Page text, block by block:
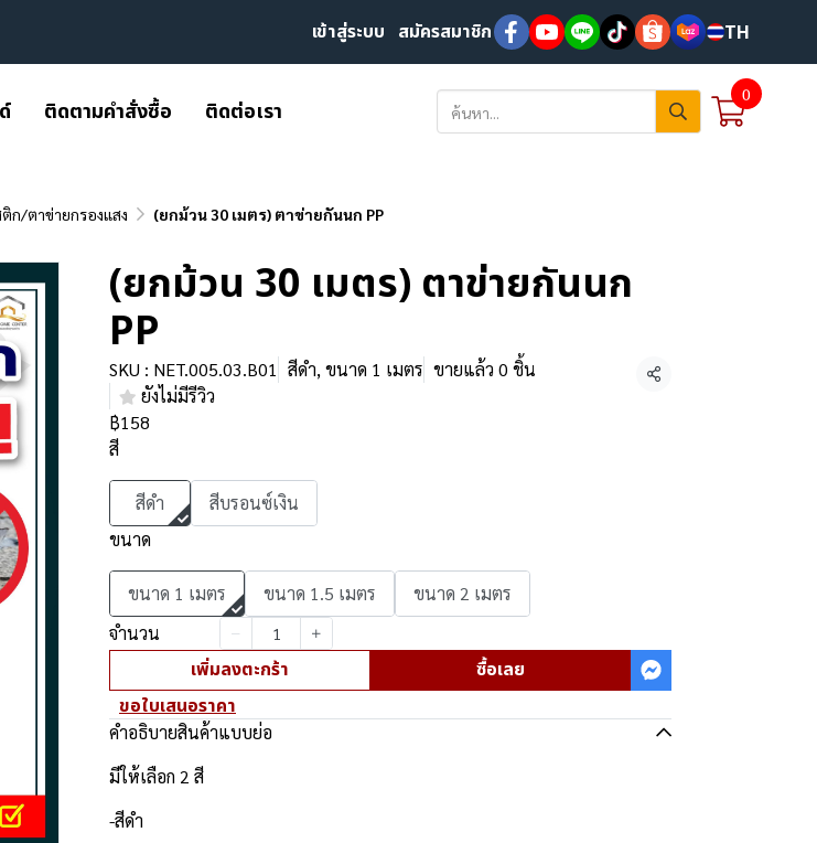
เข้าสู่ระบบ สมัครสมาชิก TH
ติดตามคำสั่งซื้อ ติดต่อเรา
0
ก/ตาข่ายกรองแสง (ยกม้วน 30 เมตร) ตาข่ายกันนก PP
(ยกม้วน 30 เมตร) ตาข่ายกันนก
PP
SKU : NET.005.03.B01 สีดำ, ขนาด 1 เมตร ขายแล้ว 0 ชิ้น
ยังไม่มีรีวิว
แชร์
฿158
สี
สีดำ
สีบรอนซ์เงิน
ขนาด
ขนาด 1 เมตร ขนาด 1.5 เมตร
ขนาด 2 เมตร
จำนวน
เพิ่มลงตะกร้า
ซื้อเลย
ขอใบเสนอราคา
คำอธิบายสินค้าแบบย่อ
มีให้เลือก 2 สี
-สีดำ